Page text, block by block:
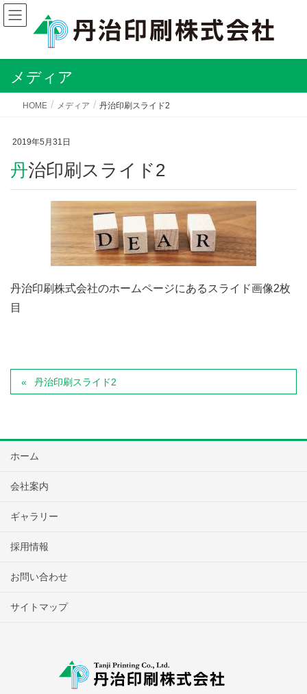
メディア
HOME メディア 丹治印刷スライド2
2019年5月31日
丹治印刷スライド2
丹治印刷株式会社のホームページにあるスライド画像2枚
目
丹治印刷スライド2
ホーム
会社案内
ギャラリー
採用情報
お問い合わせ
サイトマップ